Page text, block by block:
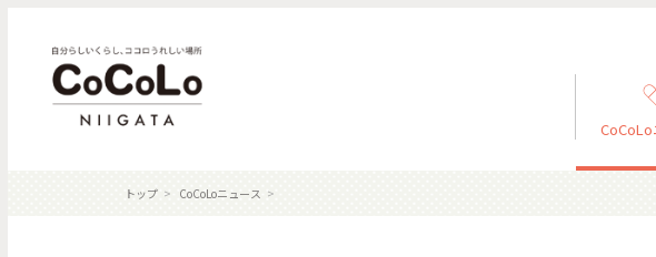
トップ CoCoLoニュース